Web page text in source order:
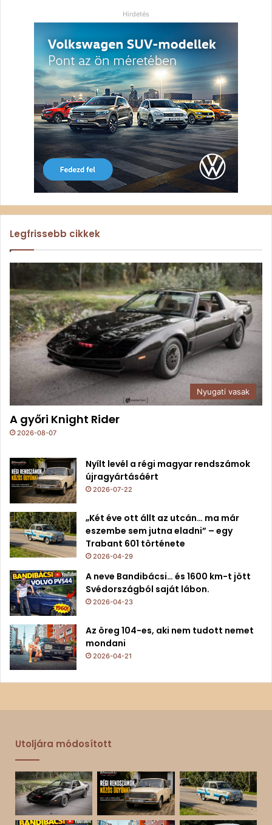
Hirdetés
Legfrissebb cikkek
Nyugati vasak
A győri Knight Rider
2026-08-07
Nyílt levél a régi magyar rendszámok
újragyártásáért
2026-07-22
„Két éve ott állt az utcán… ma már
eszembe sem jutna eladni” – egy
Trabant 601 története
2026-04-29
A neve Bandibácsi… és 1600 km-t jött
Svédországból saját lábon.
2026-04-23
Az öreg 104-es, aki nem tudott nemet
mondani
2026-04-21
Utoljára módosított